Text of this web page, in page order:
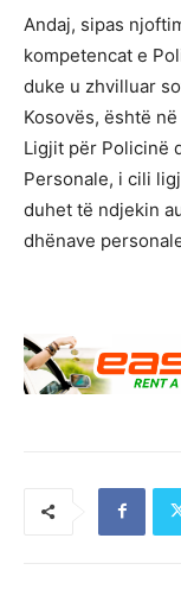
Andaj, sipas
kompetencat e
duke u zhvilluar
Kosovës, është
Ligjit për Policinë
Personale, i cili
duhet të ndjekin
dhënave